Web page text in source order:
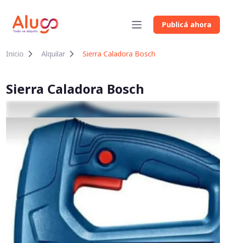
Publicá ahora
Inicio Alquilar Sierra Caladora Bosch
Sierra Caladora Bosch